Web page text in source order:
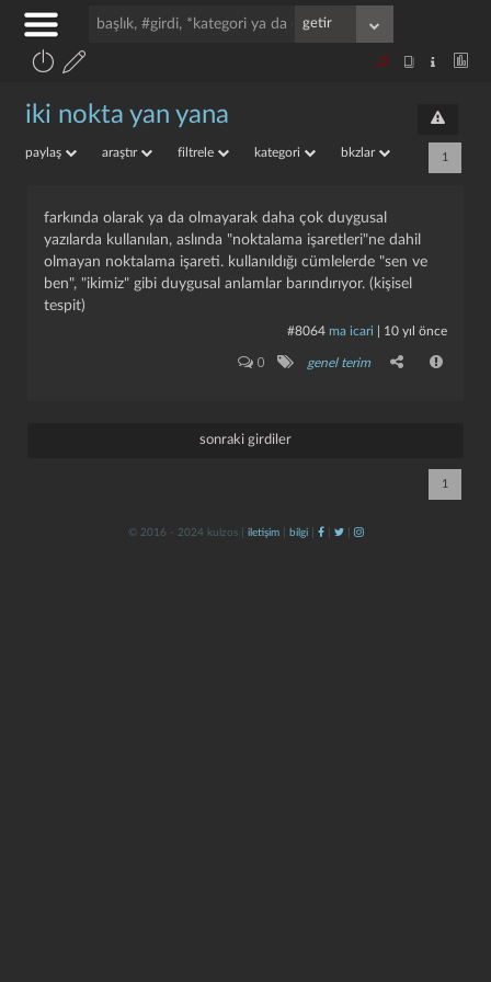
iki nokta yan yana
paylaş araştır filtrele kategori bkzlar 1
farkında olarak ya da olmayarak daha çok duygusal
yazılarda kullanılan, aslında "noktalama işaretleri"ne dahil
olmayan noktalama işareti. kullanıldığı cümlelerde "sen ve
ben", "ikimiz" gibi duygusal anlamlar barındırıyor. (kişisel
tespit)
#8064 ma icari 10 yıl önce
0 genel terim
sonraki girdiler
1
© 2016 - 2024 kulzos | iletişim| bilgi| | |